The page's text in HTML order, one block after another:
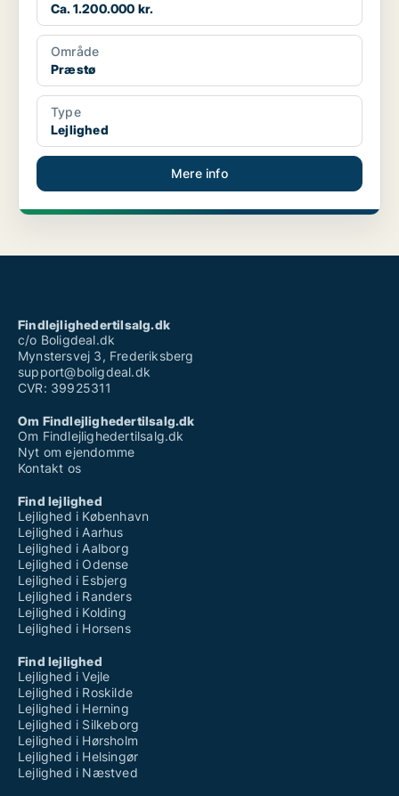
Ca. 1.200.000 kr.
Område
Præstø
Type
Lejlighed
Mere info
Findlejlighedertilsalg.dk
c/o Boligdeal.dk
Mynstersvej 3, Frederiksberg
support@boligdeal.dk
CVR: 39925311
Om Findlejlighedertilsalg.dk
Om Findlejlighedertilsalg.dk
Nyt om ejendomme
Kontakt os
Find lejlighed
Lejlighed i København
Lejlighed i Aarhus
Lejlighed i Aalborg
Lejlighed i Odense
Lejlighed i Esbjerg
Lejlighed i Randers
Lejlighed i Kolding
Lejlighed i Horsens
Find lejlighed
Lejlighed i Vejle
Lejlighed i Roskilde
Lejlighed i Herning
Lejlighed i Silkeborg
Lejlighed i Hørsholm
Lejlighed i Helsingør
Lejlighed i Næstved